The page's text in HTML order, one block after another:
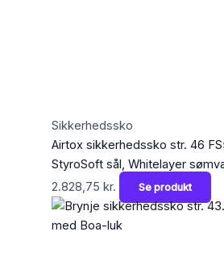
Sikkerhedssko
Airtox sikkerhedssko str. 46
StyroSoft sål, Whitelayer
2.828,75 kr. Se produkt